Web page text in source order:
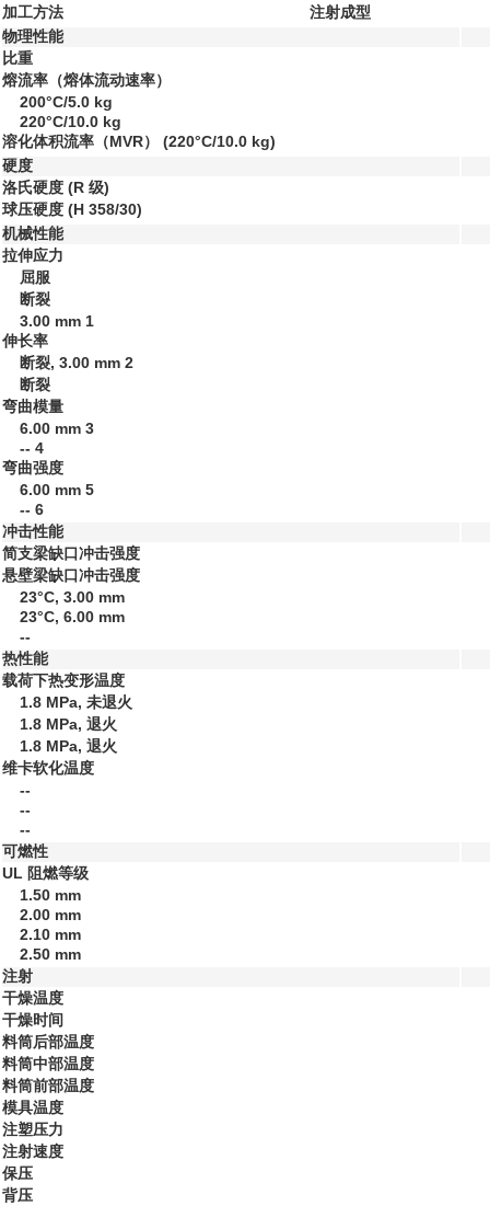
加工方法
注射成型
物理性能
比重
熔流率（熔体流动速率）
200°C/5.0 kg
220°C/10.0 kg
溶化体积流率（MVR） (220°C/10.0 kg)
硬度
洛氏硬度 (R 级)
球压硬度 (H 358/30)
机械性能
拉伸应力
屈服
断裂
3.00 mm 1
伸长率
断裂, 3.00 mm 2
断裂
弯曲模量
6.00 mm 3
-- 4
弯曲强度
6.00 mm 5
-- 6
冲击性能
简支梁缺口冲击强度
悬壁梁缺口冲击强度
23°C, 3.00 mm
23°C, 6.00 mm
--
热性能
载荷下热变形温度
1.8 MPa, 未退火
1.8 MPa, 退火
1.8 MPa, 退火
维卡软化温度
--
--
--
可燃性
UL 阻燃等级
1.50 mm
2.00 mm
2.10 mm
2.50 mm
注射
干燥温度
干燥时间
料筒后部温度
料筒中部温度
料筒前部温度
模具温度
注塑压力
注射速度
保压
背压